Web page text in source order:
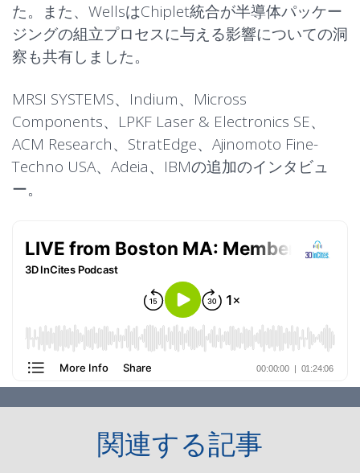
た。また、WellsはChiplet統合が半導体パッケー
ジングの組立プロセスに与える影響についての洞
察も共有しました。
MRSI SYSTEMS、Indium、Micross
Components、LPKF Laser & Electronics SE、
ACM Research、StratEdge、Ajinomoto Fine-
Techno USA、Adeia、IBMの追加のインタビュ
ー。
関連する記事